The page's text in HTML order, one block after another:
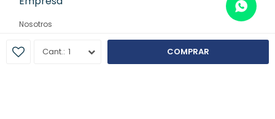
1 COMPRAR
Nosotros